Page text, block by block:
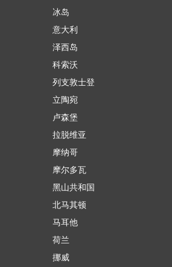
冰岛
意大利
泽西岛
科索沃
列支敦士登
立陶宛
卢森堡
拉脱维亚
摩纳哥
摩尔多瓦
黑山共和国
北马其顿
马耳他
荷兰
挪威